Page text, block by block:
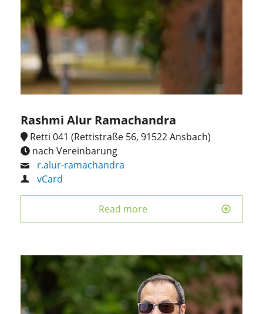
Rashmi Alur Ramachandra
Retti 041 (Rettistraße 56, 91522 Ansbach)
nach Vereinbarung
r.alur-ramachandra
vCard
Read more